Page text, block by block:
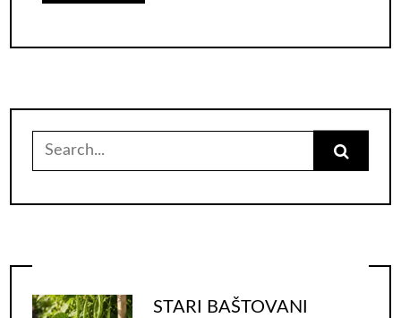
Search
STARI BAŠTOVANI